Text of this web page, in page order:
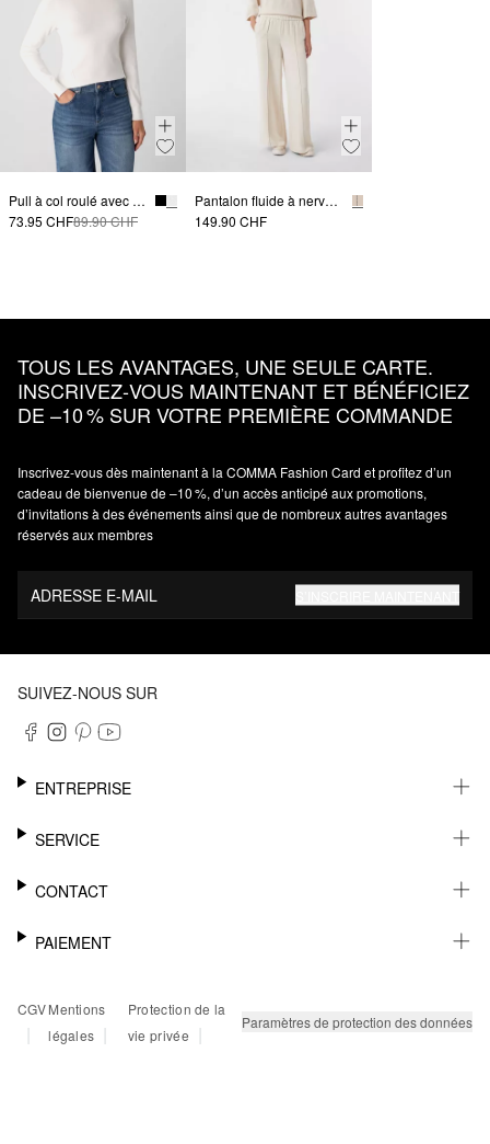
Pull à col roulé avec fentes dans les manches
73.95 CHF89.90 CHF
Pantalon fluide à nervures et ceinture élastique
149.90 CHF
TOUS LES AVANTAGES, UNE SEULE CARTE.
INSCRIVEZ‑VOUS MAINTENANT ET BÉNÉFICIEZ
DE –10 % SUR VOTRE PREMIÈRE COMMANDE
Inscrivez‑vous dès maintenant à la COMMA Fashion Card et profitez d’un
cadeau de bienvenue de –10 %, d’un accès anticipé aux promotions,
d’invitations à des événements ainsi que de nombreux autres avantages
réservés aux membres
ADRESSE E-MAIL
SUIVEZ-NOUS SUR
ENTREPRISE
CARRIÈRE
SERVICE
NEWSLETTER
MÉMO
RETOURS
FAQ
CONTACT
AIDE
PAIEMENT
PAYPAL
CARTE BANCAIRE
CGV
|
Mentions
légales |
Protection de la
vie privée
| Paramètres de protection des données